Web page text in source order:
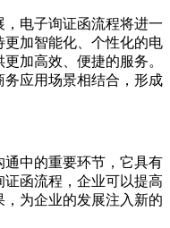
电子询证函流程将进一
加智能化、个性化的电
加高效、便捷的服务。
务应用场景相结合，形成
中的重要环节，它具有
函流程，企业可以提高
为企业的发展注入新的